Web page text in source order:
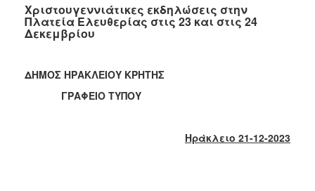
2022
2021
Χριστουγεννιάτικες εκδηλώσεις στην
Πλατεία Ελευθερίας στις 23 και στις 24
Δεκεμβρίου
ΔΗΜΟΣ ΗΡΑΚΛΕΙΟΥ ΚΡΗΤΗΣ
ΓΡΑΦΕΙΟ ΤΥΠΟΥ
Ηράκλειο 21-12-2023